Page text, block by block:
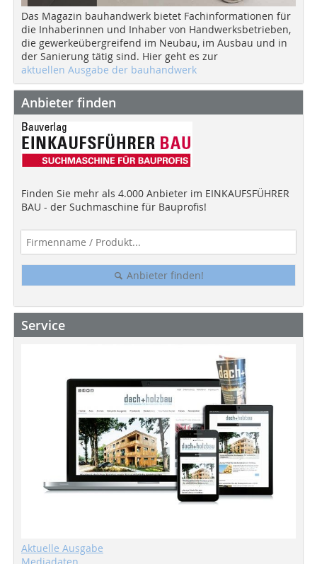
Das Magazin bauhandwerk bietet Fachinformationen für
die Inhaberinnen und Inhaber von Handwerksbetrieben,
die gewerkeübergreifend im Neubau, im Ausbau und in
der Sanierung tätig sind. Hier geht es zur
aktuellen Ausgabe der bauhandwerk
Anbieter finden
Finden Sie mehr als 4.000 Anbieter im EINKAUFSFÜHRER
BAU - der Suchmaschine für Bauprofis!
Anbieter finden!
Service
Aktuelle Ausgabe